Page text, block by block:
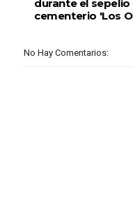
durante el
cementerio 'Los
No Hay Comentarios: